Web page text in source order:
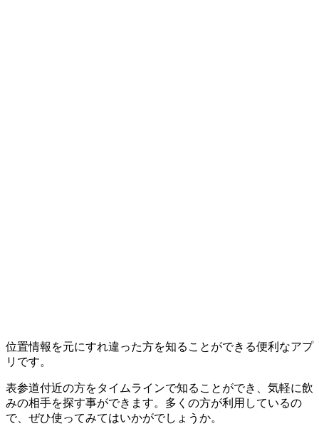
位置情報を元にすれ違った方を知ることができる便利なアプ
リです。
表参道付近の方をタイムラインで知ることができ、気軽に飲
みの相手を探す事ができます。多くの方が利用しているの
で、ぜひ使ってみてはいかがでしょうか。